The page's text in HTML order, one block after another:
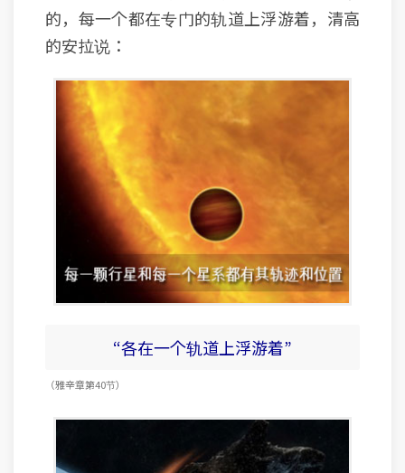
的，每一个都在专门的轨道上浮游着，清高
的安拉说：
“各在一个轨道上浮游着”
（雅辛 章 第40节）